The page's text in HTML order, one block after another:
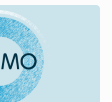
культуры и спорта